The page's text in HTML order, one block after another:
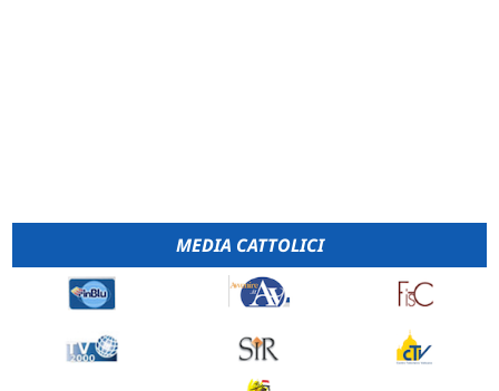
MEDIA CATTOLICI